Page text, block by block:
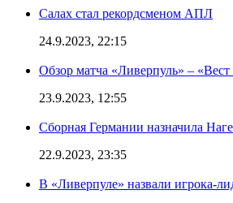
Салах стал рекордсменом АПЛ
24.9.2023, 22:15
Обзор матча «Ливерпуль» –
23.9.2023, 12:55
Сборная Германии назначила
22.9.2023, 23:35
В «Ливерпуле» назвали игрока-